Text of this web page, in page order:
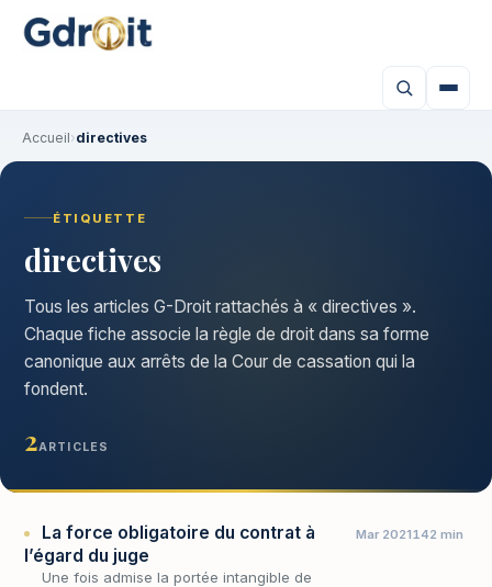
Accueil›directives
ÉTIQUETTE
directives
Tous les articles G-Droit rattachés à « directives ».
Chaque fiche associe la règle de droit dans sa forme
canonique aux arrêts de la Cour de cassation qui la
fondent.
2ARTICLES
La force obligatoire du contrat à
l’égard du juge
Une fois admise la portée intangible de
Mar 2021142 min